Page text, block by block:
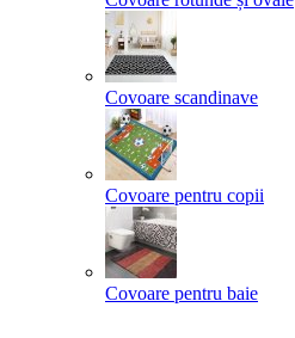
Covoare scandinave
Covoare pentru copii
Covoare pentru baie